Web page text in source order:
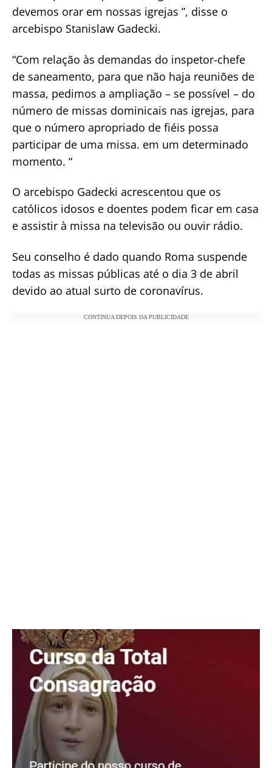
devemos orar em nossas igrejas ”, disse o
arcebispo Stanislaw Gadecki.
“Com relação às demandas do inspetor-chefe
de saneamento, para que não haja reuniões de
massa, pedimos a ampliação – se possível – do
número de missas dominicais nas igrejas, para
que o número apropriado de fiéis possa
participar de uma missa. em um determinado
momento. “
O arcebispo Gadecki acrescentou que os
católicos idosos e doentes podem ficar em casa
e assistir à missa na televisão ou ouvir rádio.
Seu conselho é dado quando Roma suspende
todas as missas públicas até o dia 3 de abril
devido ao atual surto de coronavírus.
CONTINUA DEPOIS DA PUBLICIDADE